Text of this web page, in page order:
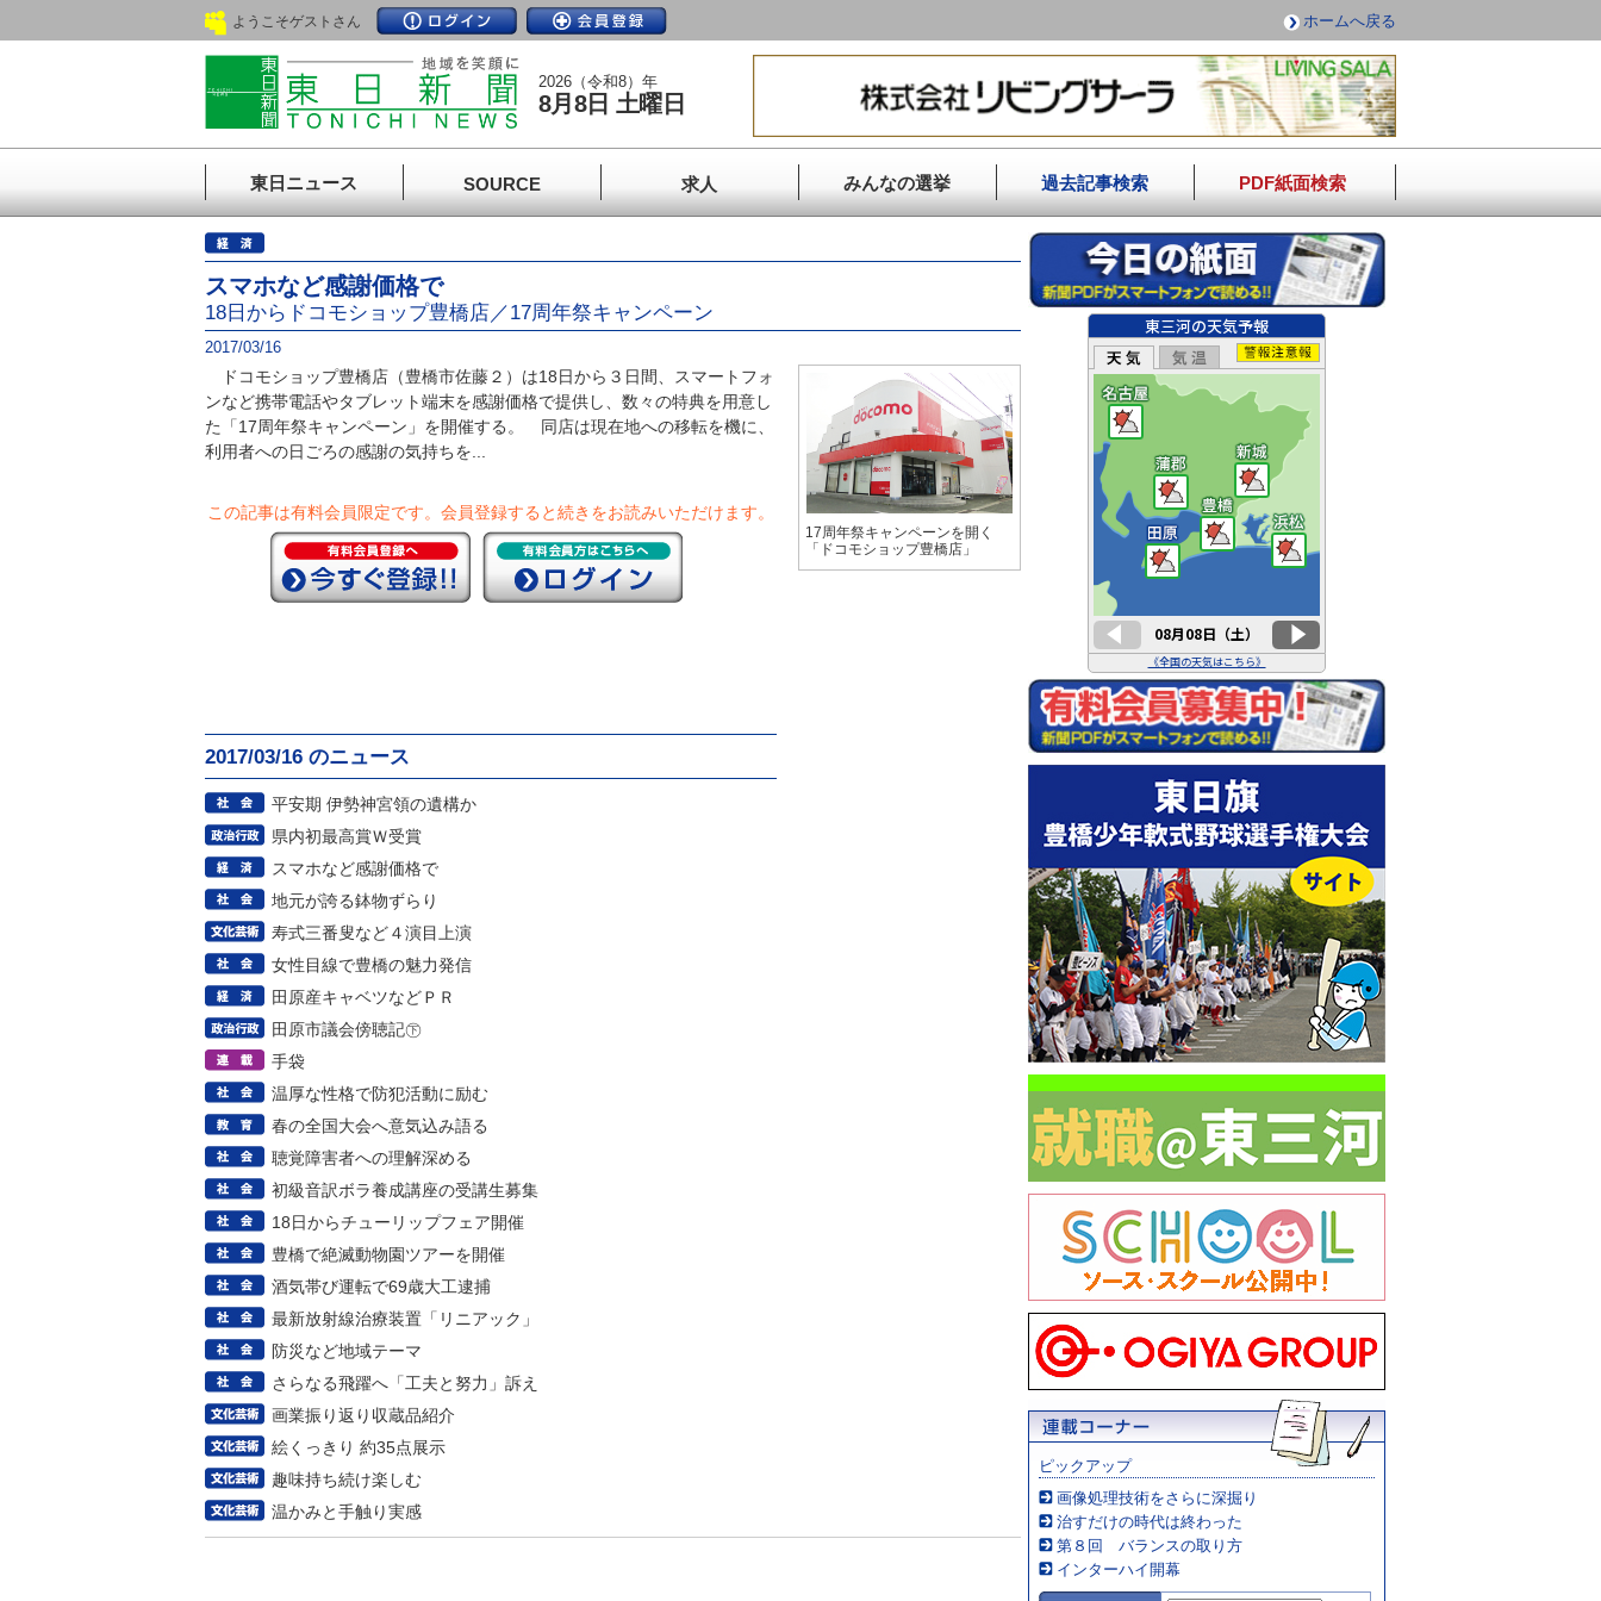
ようこそゲストさん ホームへ戻る
2026（令和8）年
8月8日 土曜日
東日ニュース SOURCE 求人 みんなの選挙 過去記事検索 PDF紙面検索
スマホなど感謝価格で
18日からドコモショップ豊橋店／17周年祭キャンペーン
2017/03/16
ドコモショップ豊橋店（豊橋市佐藤２）は18日から３日間、スマートフォ
ンなど携帯電話やタブレット端末を感謝価格で提供し、数々の特典を用意し
た「17周年祭キャンペーン」を開催する。 同店は現在地への移転を機に、
利用者への日ごろの感謝の気持ちを...
この記事は有料会員限定です。 会員登録すると続きをお読みいただけます。
2017/03/16 のニュース
平安期 伊勢神宮領の遺構か
県内初最高賞Ｗ受賞
スマホなど感謝価格で
地元が誇る鉢物ずらり
寿式三番叟など４演目上演
女性目線で豊橋の魅力発信
田原産キャベツなどＰＲ
田原市議会傍聴記㊦
手袋
温厚な性格で防犯活動に励む
春の全国大会へ意気込み語る
聴覚障害者への理解深める
初級音訳ボラ養成講座の受講生募集
18日からチューリップフェア開催
豊橋で絶滅動物園ツアーを開催
酒気帯び運転で69歳大工逮捕
最新放射線治療装置「リニアック」
防災など地域テーマ
さらなる飛躍へ「工夫と努力」訴え
画業振り返り収蔵品紹介
絵くっきり 約35点展示
趣味持ち続け楽しむ
温かみと手触り実感
17周年祭キャンペーンを開く
「ドコモショップ豊橋店」
ピックアップ
画像処理技術をさらに深掘り
治すだけの時代は終わった
第８回 バランスの取り方
インターハイ開幕